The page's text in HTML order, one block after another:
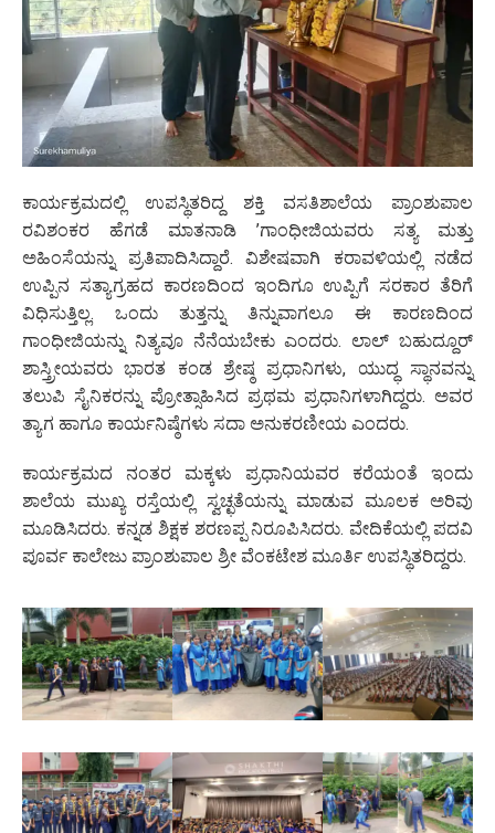
ಕಾರ್ಯಕ್ರಮದಲ್ಲಿ ಉಪಸ್ಥಿತರಿದ್ದ ಶಕ್ತಿ ವಸತಿಶಾಲೆಯ ಪ್ರಾಂಶುಪಾಲ
ರವಿಶಂಕರ ಹೆಗಡೆ ಮಾತನಾಡಿ ’ಗಾಂಧೀಜಿಯವರು ಸತ್ಯ ಮತ್ತು
ಅಹಿಂಸೆಯನ್ನು ಪ್ರತಿಪಾದಿಸಿದ್ದಾರೆ. ವಿಶೇಷವಾಗಿ ಕರಾವಳಿಯಲ್ಲಿ ನಡೆದ
ಉಪ್ಪಿನ ಸತ್ಯಾಗ್ರಹದ ಕಾರಣದಿಂದ ಇಂದಿಗೂ ಉಪ್ಪಿಗೆ ಸರಕಾರ ತೆರಿಗೆ
ವಿಧಿಸುತ್ತಿಲ್ಲ. ಒಂದು ತುತ್ತನ್ನು ತಿನ್ನುವಾಗಲೂ ಈ ಕಾರಣದಿಂದ
ಗಾಂಧೀಜಿಯನ್ನು ನಿತ್ಯವೂ ನೆನೆಯಬೇಕು ಎಂದರು. ಲಾಲ್ ಬಹುದ್ದೂರ್
ಶಾಸ್ತ್ರೀಯವರು ಭಾರತ ಕಂಡ ಶ್ರೇಷ್ಠ ಪ್ರಧಾನಿಗಳು, ಯುದ್ಧ ಸ್ಥಾನವನ್ನು
ತಲುಪಿ ಸೈನಿಕರನ್ನು ಪ್ರೋತ್ಸಾಹಿಸಿದ ಪ್ರಥಮ ಪ್ರಧಾನಿಗಳಾಗಿದ್ದರು. ಅವರ
ತ್ಯಾಗ ಹಾಗೂ ಕಾರ್ಯನಿಷ್ಠೆಗಳು ಸದಾ ಅನುಕರಣೀಯ ಎಂದರು.
ಕಾರ್ಯಕ್ರಮದ ನಂತರ ಮಕ್ಕಳು ಪ್ರಧಾನಿಯವರ ಕರೆಯಂತೆ ಇಂದು
ಶಾಲೆಯ ಮುಖ್ಯ ರಸ್ತೆಯಲ್ಲಿ ಸ್ವಚ್ಛತೆಯನ್ನು ಮಾಡುವ ಮೂಲಕ ಅರಿವು
ಮೂಡಿಸಿದರು. ಕನ್ನಡ ಶಿಕ್ಷಕ ಶರಣಪ್ಪ ನಿರೂಪಿಸಿದರು. ವೇದಿಕೆಯಲ್ಲಿ ಪದವಿ
ಪೂರ್ವ ಕಾಲೇಜು ಪ್ರಾಂಶುಪಾಲ ಶ್ರೀ ವೆಂಕಟೇಶ ಮೂರ್ತಿ ಉಪಸ್ಥಿತರಿದ್ದರು.